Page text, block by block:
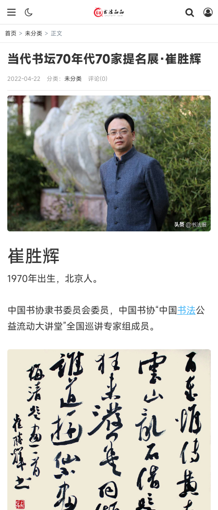
首页 > 未分类 > 正文
当代书坛70年代70家提名展·崔胜辉
2022-04-22 分类： 未分类 评论(0)
崔胜辉
1970年出生，北京人。
中国书协隶书委员会委员，中国书协“中国书法公
益流动大讲堂”全国巡讲专家组成员。